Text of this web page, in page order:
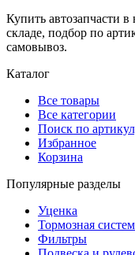
Купить автозапчасти
складе, подбор по
самовывоз.
Каталог
Все товары
Все категории
Поиск по
Избранное
Корзина
Популярные разделы
Уценка
Тормозная
Фильтры